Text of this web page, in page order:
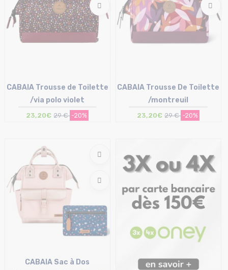
CABAIA Trousse de Toilette
/via polo violet
23,20€ 29 € -20%
CABAIA Trousse De Toilette
/montreuil
23,20€ 29 € -20%
CABAIA Sac à Dos